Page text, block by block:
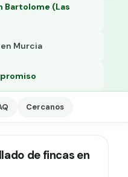
Bartolome (Las
Murcia
Cercanos
de fincas en